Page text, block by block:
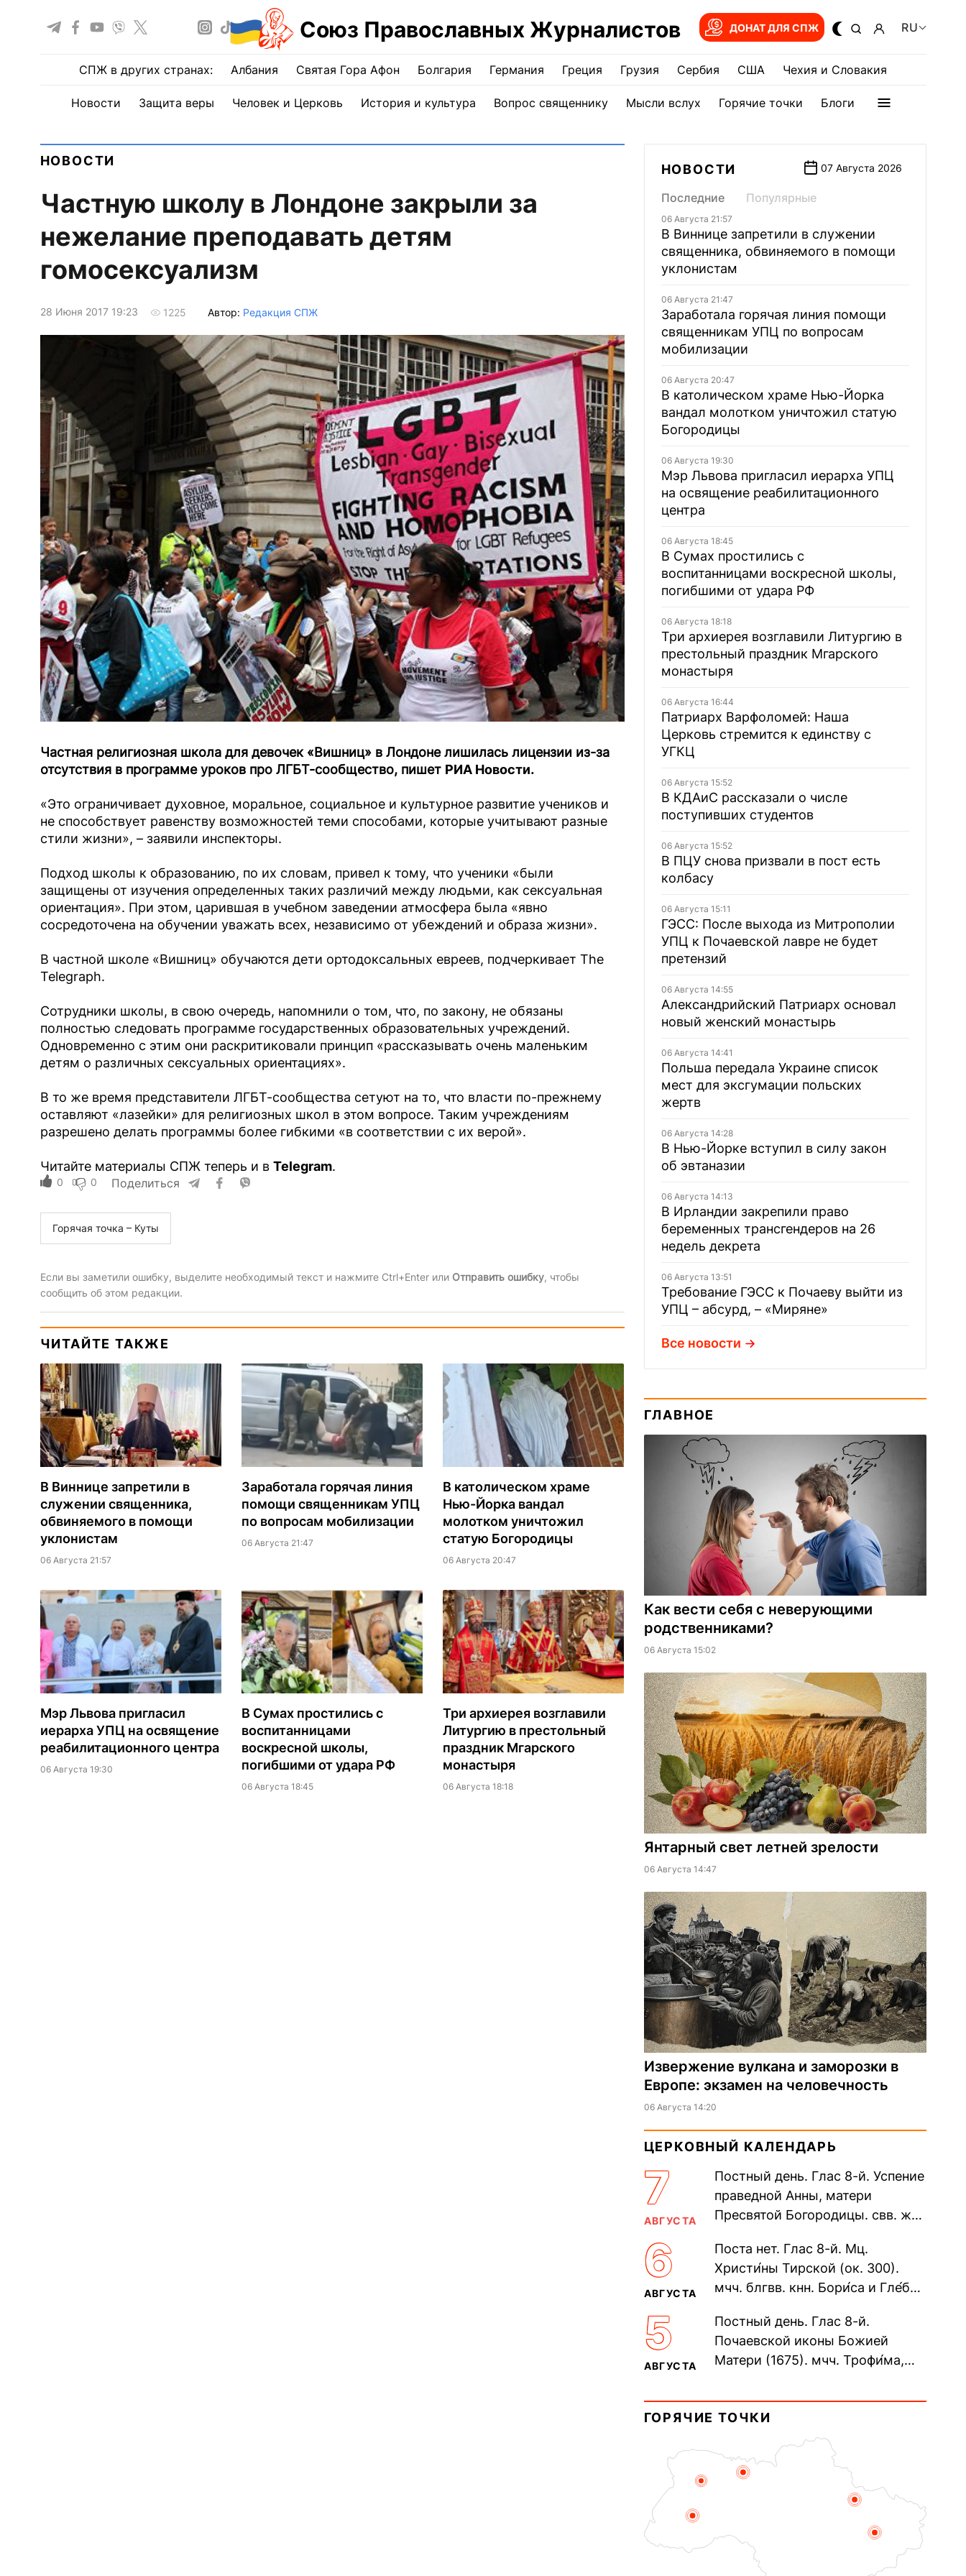
Союз Православных Журналистов ДОНАТ ДЛЯ СПЖ RU
СПЖ в других странах: Албания Святая Гора Афон Болгария Германия Греция Грузия Сербия США Чехия и Словакия
Новости Защита веры Человек и Церковь История и культура Вопрос священнику Мысли вслух Горячие точки Блоги
НОВОСТИ
Частную школу в Лондоне закрыли за
нежелание преподавать детям
гомосексуализм
28 Июня 2017 19:23 1225 Автор: Редакция СПЖ
Частная религиозная школа для девочек «Вишниц» в Лондоне лишилась лицензии из-за
отсутствия в программе уроков про ЛГБТ-сообщество, пишет РИА Новости.
«Это ограничивает духовное, моральное, социальное и культурное развитие учеников и
не способствует равенству возможностей теми способами, которые учитывают разные
стили жизни», – заявили инспекторы.
Подход школы к образованию, по их словам, привел к тому, что ученики «были
защищены от изучения определенных таких различий между людьми, как сексуальная
ориентация». При этом, царившая в учебном заведении атмосфера была «явно
сосредоточена на обучении уважать всех, независимо от убеждений и образа жизни».
В частной школе «Вишниц» обучаются дети ортодоксальных евреев, подчеркивает The
Telegraph.
Сотрудники школы, в свою очередь, напомнили о том, что, по закону, не обязаны
полностью следовать программе государственных образовательных учреждений.
Одновременно с этим они раскритиковали принцип «рассказывать очень маленьким
детям о различных сексуальных ориентациях».
В то же время представители ЛГБТ-сообщества сетуют на то, что власти по-прежнему
оставляют «лазейки» для религиозных школ в этом вопросе. Таким учреждениям
разрешено делать программы более гибкими «в соответствии с их верой».
Читайте материалы СПЖ теперь и в Telegram.
0 0 Поделиться
Горячая точка – Куты
Если вы заметили ошибку, выделите необходимый текст и нажмите Ctrl+Enter или Отправить ошибку, чтобы
сообщить об этом редакции.
ЧИТАЙТЕ ТАКЖЕ
В Виннице запретили в
служении священника,
обвиняемого в помощи
уклонистам
06 Августа 21:57
Заработала горячая линия
помощи священникам УПЦ
по вопросам мобилизации
06 Августа 21:47
В католическом храме
Нью-Йорка вандал
молотком уничтожил
статую Богородицы
06 Августа 20:47
Мэр Львова пригласил
иерарха УПЦ на освящение
реабилитационного центра
06 Августа 19:30
В Сумах простились с
воспитанницами
воскресной школы,
погибшими от удара РФ
06 Августа 18:45
Три архиерея возглавили
Литургию в престольный
праздник Мгарского
монастыря
06 Августа 18:18
НОВОСТИ 07 Августа 2026
Последние Популярные
06 Августа 21:57
В Виннице запретили в служении
священника, обвиняемого в помощи
уклонистам
06 Августа 21:47
Заработала горячая линия помощи
священникам УПЦ по вопросам
мобилизации
06 Августа 20:47
В католическом храме Нью-Йорка
вандал молотком уничтожил статую
Богородицы
06 Августа 19:30
Мэр Львова пригласил иерарха УПЦ
на освящение реабилитационного
центра
06 Августа 18:45
В Сумах простились с
воспитанницами воскресной школы,
погибшими от удара РФ
06 Августа 18:18
Три архиерея возглавили Литургию в
престольный праздник Мгарского
монастыря
06 Августа 16:44
Патриарх Варфоломей: Наша
Церковь стремится к единству с
УГКЦ
06 Августа 15:52
В КДАиС рассказали о числе
поступивших студентов
06 Августа 15:52
В ПЦУ снова призвали в пост есть
колбасу
06 Августа 15:11
ГЭСС: После выхода из Митрополии
УПЦ к Почаевской лавре не будет
претензий
06 Августа 14:55
Александрийский Патриарх основал
новый женский монастырь
06 Августа 14:41
Польша передала Украине список
мест для эксгумации польских
жертв
06 Августа 14:28
В Нью-Йорке вступил в силу закон
об эвтаназии
06 Августа 14:13
В Ирландии закрепили право
беременных трансгендеров на 26
недель декрета
06 Августа 13:51
Требование ГЭСС к Почаеву выйти из
УПЦ – абсурд, – «Миряне»
Все новости
ГЛАВНОЕ
Как вести себя с неверующими
родственниками?
06 Августа 15:02
Янтарный свет летней зрелости
06 Августа 14:47
Извержение вулкана и заморозки в
Европе: экзамен на человечность
06 Августа 14:20
ЦЕРКОВНЫЙ КАЛЕНДАРЬ
7
АВГУСТА
Постный день. Глас 8-й. Успение
праведной Анны, матери
Пресвятой Богородицы. свв. жен
прп. Евпракси́и девы,...
6
АВГУСТА
Поста нет. Глас 8-й. Мц.
Христи́ны Тирской (ок. 300).
мчч. блгвв. кнн. Бори́са и Гле́ба,
Дави́да (1015). Прп....
5
АВГУСТА
Постный день. Глас 8-й.
Почаевской иконы Божией
Матери (1675). мчч. Трофи́ма,
мучеников (284–305). прав.
воина Фео́дора...
ГОРЯЧИЕ ТОЧКИ